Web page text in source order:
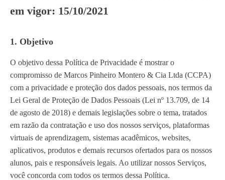
em vigor: 15/10/2021
1. Objetivo
O objetivo dessa Política de Privacidade é mostrar o
compromisso de Marcos Pinheiro Montero & Cia Ltda (CCPA)
com a privacidade e proteção dos dados pessoais, nos termos da
Lei Geral de Proteção de Dados Pessoais (Lei nº 13.709, de 14
de agosto de 2018) e demais legislações sobre o tema, tratados
em razão da contratação e uso dos nossos serviços, plataformas
virtuais de aprendizagem, sistemas acadêmicos, websites,
aplicativos, produtos e demais recursos ofertados para os nossos
alunos, pais e responsáveis legais. Ao utilizar nossos Serviços,
você concorda com todos os termos dessa Política.